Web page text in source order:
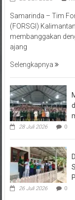
(FORSGI)
membanggakan
ajang
28 Juli 2026 0
26 Juli 2026 0